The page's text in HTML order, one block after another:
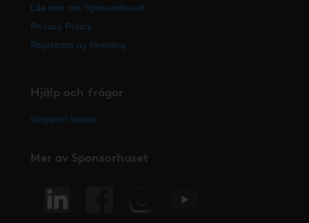
Läs mer om Sponsorhuset
Privacy Policy
Registrera ny förening
Hjälp och frågor
Skapa ett ärende
Mer av Sponsorhuset